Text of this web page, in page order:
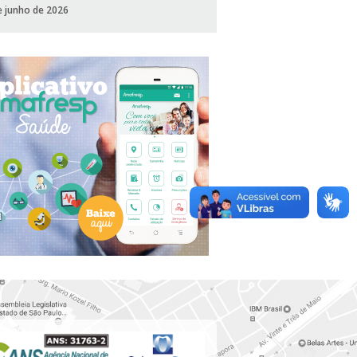
junho de 2026